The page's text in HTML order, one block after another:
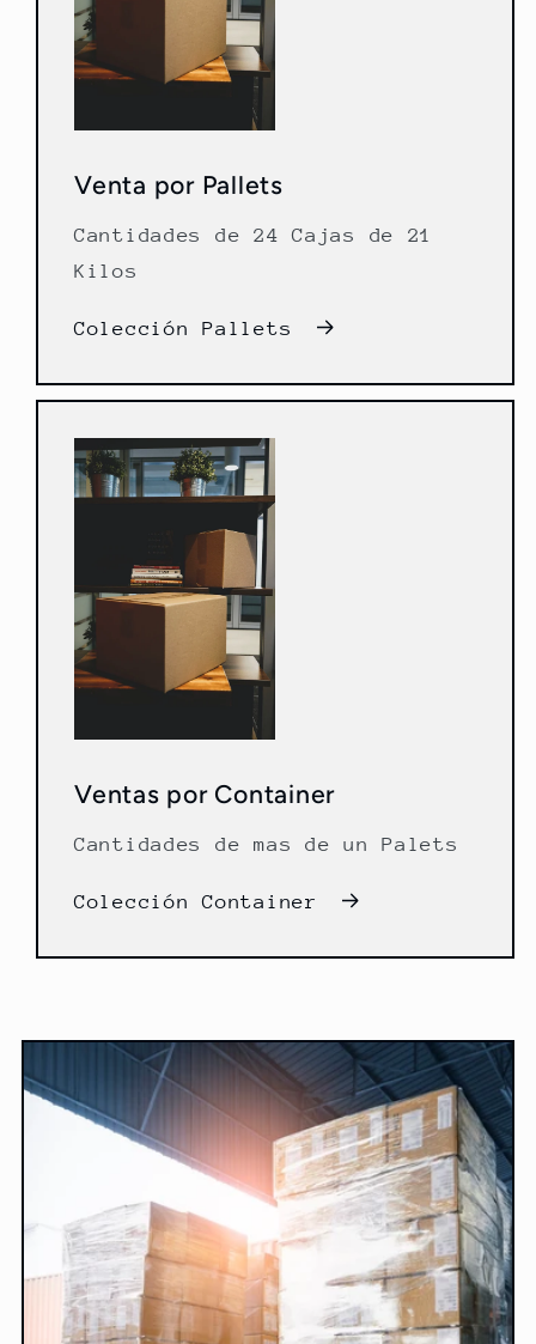
Venta por Pallets
Cantidades de 24 Cajas de 21
Kilos
Colección Pallets
Ventas por Container
Cantidades de mas de un Palets
Colección Container